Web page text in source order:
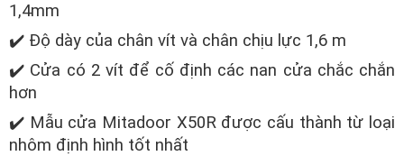
1,4mm
✔️ Độ dày của chân vít và chân chịu lực 1,6 m
✔️ Cửa có 2 vít để cố định các nan cửa chắc chắn
hơn
✔️ Mẫu cửa Mitadoor X50R được cấu thành từ loại
nhôm định hình tốt nhất